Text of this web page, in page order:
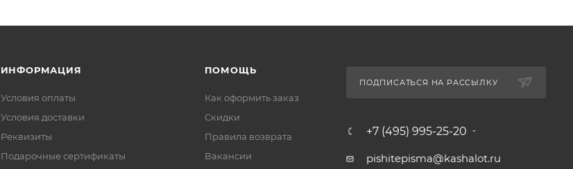
ИНФОРМАЦИЯ
Условия оплаты
Условия доставки
Реквизиты
Подарочные сертификаты
ПОМОЩЬ
Как оформить заказ
Скидки
Правила возврата
Вакансии
ПОДПИСАТЬСЯ НА РАССЫЛКУ
+7 (495) 995-25-20​
pishitepisma@kashalot.ru